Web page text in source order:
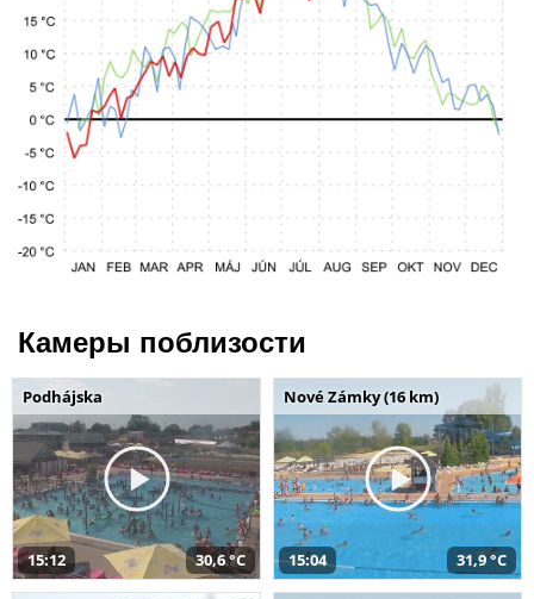
Камеры поблизости
Podhájska
15:12 30,6 °C
Nové Zámky (16 km)
15:04 31,9 °C